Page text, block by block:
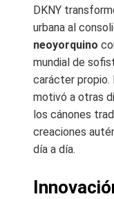
DKNY
urbana al
neoyorquino
mundial de
carácter propio.
motivó a otras
los cánones
creaciones
día a día.